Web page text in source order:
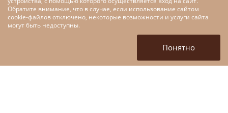
Меры поддержки малого и
среднего предпринимательства
национальной программы
«Цифровая экономика»
Обратите внимание, что в случае, если использование сайтом
cookie-файлов отключено, некоторые возможности и услуги сайта
могут быть недоступны.
Понятно